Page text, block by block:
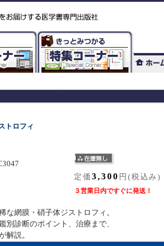
トロフィ
定価 3,300 円(税込み)
３営業日内ですぐに発送！
な網膜・硝子体ジストロフィ。
別診断のポイント、治療まで、
解説。